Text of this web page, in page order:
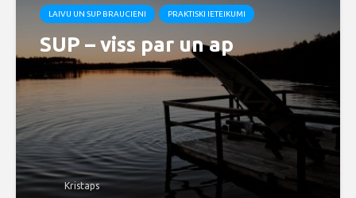
LAIVU UN SUP BRAUCIENI PRAKTISKI IETEIKUMI
SUP – viss par un ap
Kristaps